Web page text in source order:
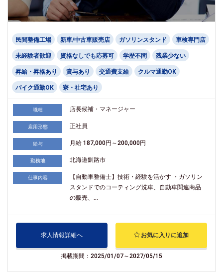
民間整備工場 新車/中古車販売店 ガソリンスタンド 車検専門店
未経験者歓迎 資格なしでも応募可 学歴不問 残業少ない
昇給・昇格あり 賞与あり 交通費支給 クルマ通勤OK
バイク通勤OK 寮・社宅あり
職種 店長候補・マネージャー
雇用形態 正社員
給与 月給 187,000円～200,000円
勤務地 北海道釧路市
仕事内容
【自動車整備士】技術・経験を活かす ・ガソリン
スタンドでのコーティング洗車、自動車関連商品
の販売、...
求人情報詳細へ お気に入りに追加
掲載期間：2025/01/07～2027/05/15